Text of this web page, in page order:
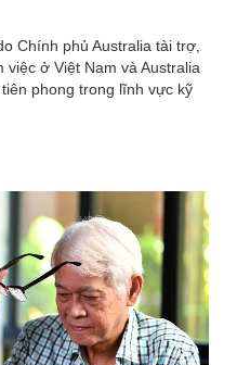
Chính phủ Australia tài trợ,
việc ở Việt Nam và Australia
phong trong lĩnh vực kỹ